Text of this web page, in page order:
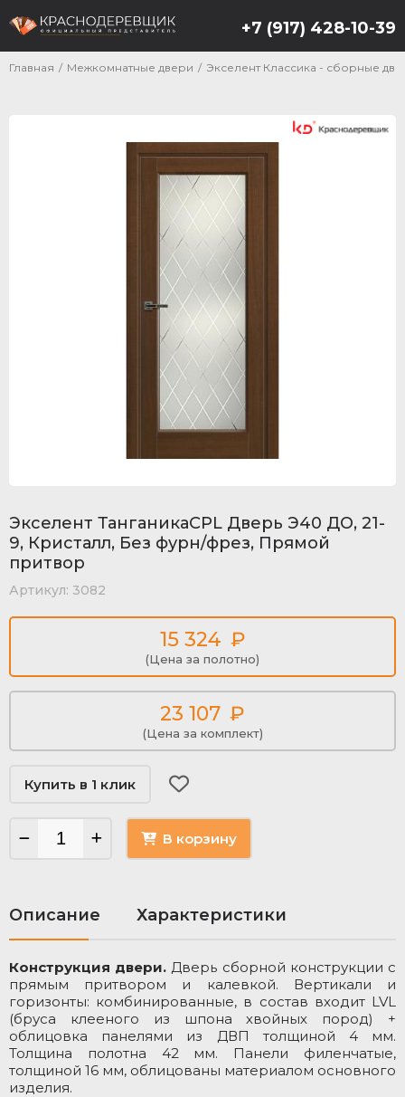
+7 (917) 428-10-39
Главная / Межкомнатные двери / Экселент Классика - сборные
Экселент ТанганикаCPL Дверь Э40 ДО, 21-
9, Кристалл, Без фурн/фрез, Прямой
притвор
Артикул: 3082
15 324 ₽
(Цена за полотно)
23 107 ₽
(Цена за комплект)
Купить в 1 клик
В корзину
Описание Характеристики
Конструкция двери. Дверь сборной конструкции с
прямым притвором и калевкой. Вертикали и
горизонты: комбинированные, в состав входит LVL
(бруса клееного из шпона хвойных пород) +
облицовка панелями из ДВП толщиной 4 мм.
Толщина полотна 42 мм. Панели филенчатые,
толщиной 16 мм, облицованы материалом основного
изделия.